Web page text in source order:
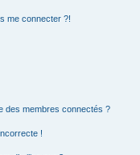
me connecter ?!
des membres connectés ?
!